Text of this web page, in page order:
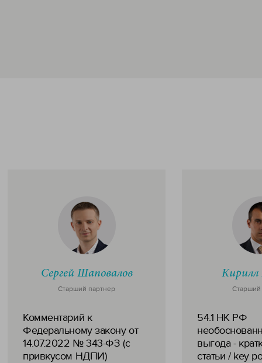
Сергей Шаповалов
Старший партнер
Комментарий к
Федеральному закону от
14.07.2022 № 343-ФЗ (с
привкусом НДПИ)
Кирилл
Старший
54.1 НК РФ
выгода -
статьи / key